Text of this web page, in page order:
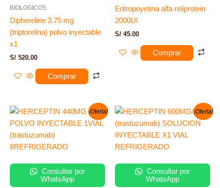
BIOLOGICOS
Diphereline 3.75 mg
(triptorelina) polvo inyectable
x1
S/ 520.00
Comprar
Eritropoyetina alfa reliprotein
2000UI
S/ 45.00
Comprar
¡Oferta!
Consultar por
WhatsApp
El
original
era:
S/ 9,363.00.
El
precio
actual
¡Oferta!
Consultar por
WhatsApp
El
original
era:
S/ 8,329.00.
El
precio
actual
es: